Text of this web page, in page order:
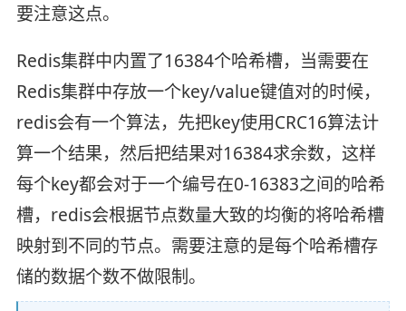
要注意这点。
Redis集群中内置了16384个哈希槽，当需要在
Redis集群中存放一个key/value键值对的时候，
redis会有一个算法，先把key使用CRC16算法计
算一个结果，然后把结果对16384求余数，这样
每个key都会对于一个编号在0-16383之间的哈希
槽，redis会根据节点数量大致的均衡的将哈希槽
映射到不同的节点。需要注意的是每个哈希槽存
储的数据个数不做限制。